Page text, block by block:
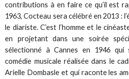
contributions à en faire ce qu’il est
1963, Cocteau sera célébré en 2013 :
le diariste. C’est l’homme et le
en projetant dans une soirée
sélectionné à Cannes en 1946 qui
comédie musicale réalisée dans le
Arielle Dombasle et qui raconte les